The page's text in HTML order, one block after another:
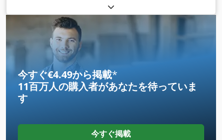
今すぐ€4.49から掲載*
11百万人の購入者があなたを待っていま
す
今すぐ掲載